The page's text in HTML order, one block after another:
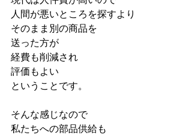
人間が悪いところを探すより
そのまま別の商品を
送った方が
経費も削減され
評価もよい
ということです。
そんな感じなので
私たちへの部品供給も